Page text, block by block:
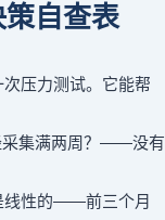
自查表
压力测试。它能帮
采集满两周？——没有
线性的——前三个月